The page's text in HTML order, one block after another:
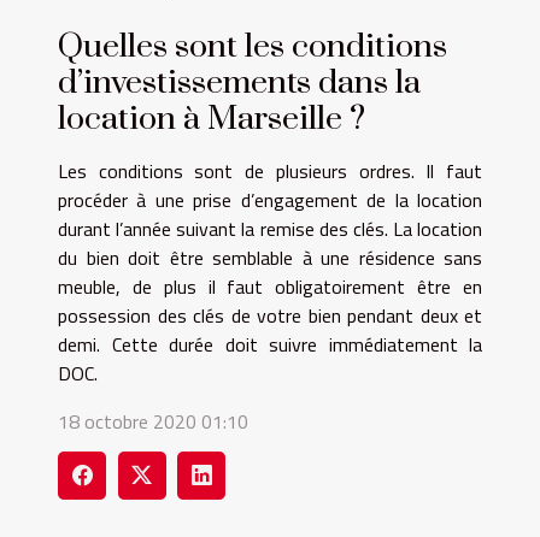
Quelles sont les conditions
d’investissements dans la
location à Marseille ?
Les conditions sont de plusieurs ordres. Il faut
procéder à une prise d’engagement de la location
durant l’année suivant la remise des clés. La location
du bien doit être semblable à une résidence sans
meuble, de plus il faut obligatoirement être en
possession des clés de votre bien pendant deux et
demi. Cette durée doit suivre immédiatement la
DOC.
18 octobre 2020 01:10